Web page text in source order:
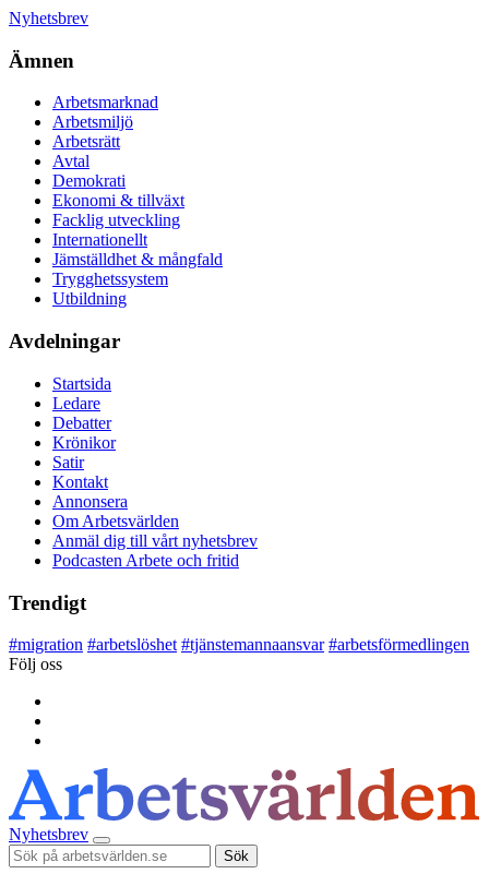
Nyhetsbrev
Ämnen
Arbetsmarknad
Arbetsmiljö
Arbetsrätt
Avtal
Demokrati
Ekonomi & tillväxt
Facklig utveckling
Internationellt
Jämställdhet & mångfald
Trygghetssystem
Utbildning
Avdelningar
Startsida
Ledare
Debatter
Krönikor
Satir
Kontakt
Annonsera
Om Arbetsvärlden
Anmäl dig till vårt nyhetsbrev
Podcasten Arbete och fritid
Trendigt
#migration #arbetslöshet #tjänstemannaansvar #arbetsförmedlingen
Följ oss
Nyhetsbrev
Sök